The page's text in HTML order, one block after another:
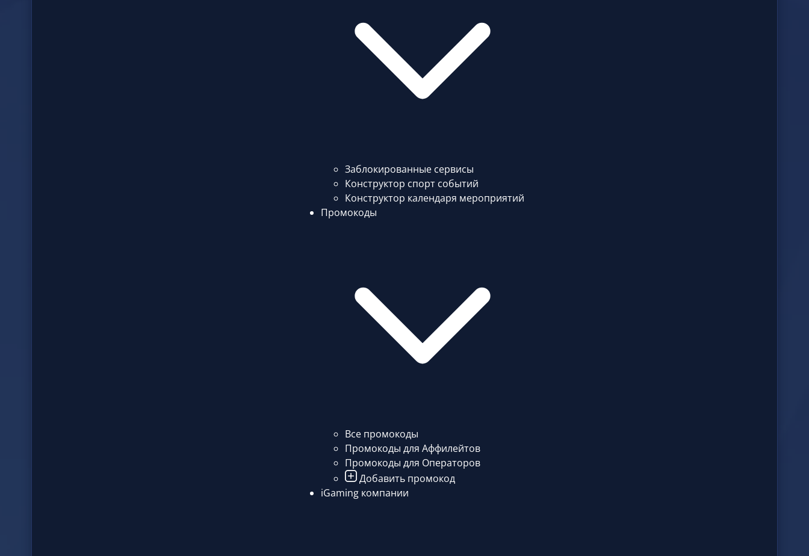
Заблокированные сервисы
Конструктор спорт событий
Конструктор календаря мероприятий
Промокоды
Все промокоды
Промокоды для Аффилейтов
Промокоды для Операторов
Добавить промокод
iGaming компании